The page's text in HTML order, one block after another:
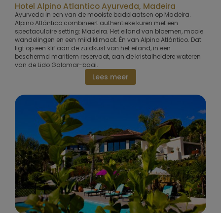
Hotel Alpino Atlantico Ayurveda, Madeira
Ayurveda in een van de mooiste badplaatsen op Madeira.
Alpino Atlántico combineert authentieke kuren met een
spectaculaire setting: Madeira. Het eiland van bloemen, mooie
wandelingen en een mild klimaat. Én van Alpino Atlántico. Dat
ligt op een klif aan de zuidkust van het eiland, in een
beschermd maritiem reservaat, aan de kristalheldere wateren
van de Lido Galomar-baai.
Lees meer